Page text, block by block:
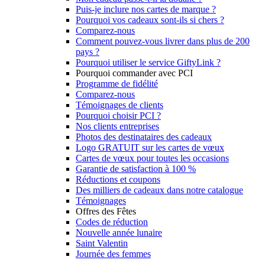
Puis-je inclure nos cartes de marque ?
Pourquoi vos cadeaux sont-ils si chers ?
Comparez-nous
Comment pouvez-vous livrer dans plus de 200
pays ?
Pourquoi utiliser le service GiftyLink ?
Pourquoi commander avec PCI
Programme de fidélité
Comparez-nous
Témoignages de clients
Pourquoi choisir PCI ?
Nos clients entreprises
Photos des destinataires des cadeaux
Logo GRATUIT sur les cartes de vœux
Cartes de vœux pour toutes les occasions
Garantie de satisfaction à 100 %
Réductions et coupons
Des milliers de cadeaux dans notre catalogue
Témoignages
Offres des Fêtes
Codes de réduction
Nouvelle année lunaire
Saint Valentin
Journée des femmes